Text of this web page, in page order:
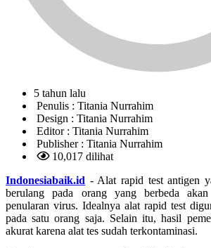
5 tahun lalu
Penulis : Titania Nurrahim
Design : Titania Nurrahim
Editor : Titania Nurrahim
Publisher : Titania Nurrahim
10,017 dilihat
Indonesiabaik.id - Alat rapid test antigen
berulang pada orang yang berbeda
penularan virus. Idealnya alat rapid test
pada satu orang saja. Selain itu, hasil
akurat karena alat tes sudah terkontaminasi.